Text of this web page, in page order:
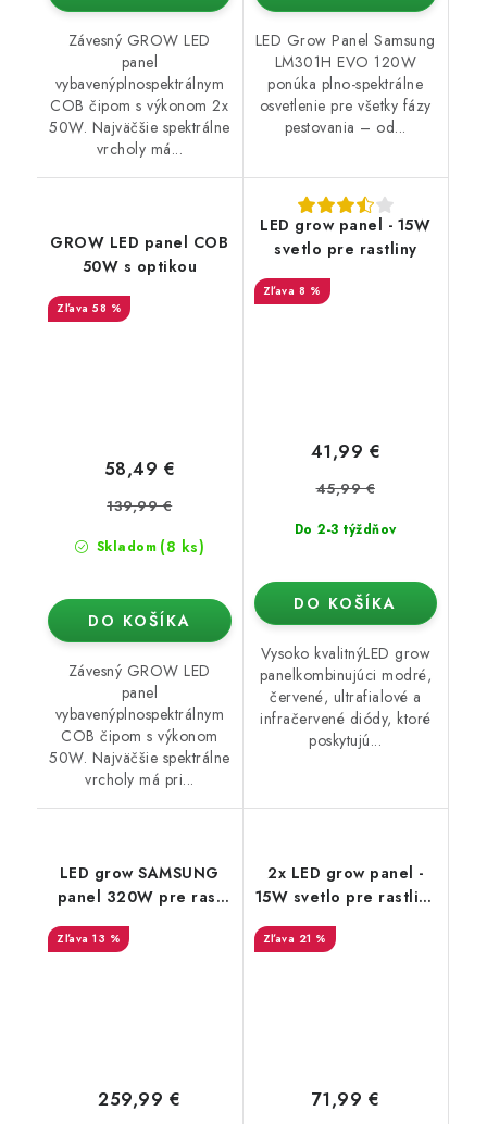
Závesný GROW LED
panel
vybavenýplnospektrálnym
COB čipom s výkonom 2x
50W. Najväčšie spektrálne
vrcholy má...
LED Grow Panel Samsung
LM301H EVO 120W
ponúka plno-spektrálne
osvetlenie pre všetky fázy
pestovania – od...
GROW LED panel COB
50W s optikou
58 %
Skladom (8 ks)
58,49 €
139,99 €
DO KOŠÍKA
Závesný GROW LED
panel
vybavenýplnospektrálnym
COB čipom s výkonom
50W. Najväčšie spektrálne
vrcholy má pri...
LED grow panel - 15W
svetlo pre rastliny
8 %
Do 2-3 týždňov
41,99 €
45,99 €
DO KOŠÍKA
Vysoko kvalitnýLED grow
panelkombinujúci modré,
červené, ultrafialové a
infračervené diódy, ktoré
poskytujú...
LED grow SAMSUNG
panel 320W pre rast
13 %
259,99 €
2x LED grow panel -
15W svetlo pre rastliny
21 %
71,99 €